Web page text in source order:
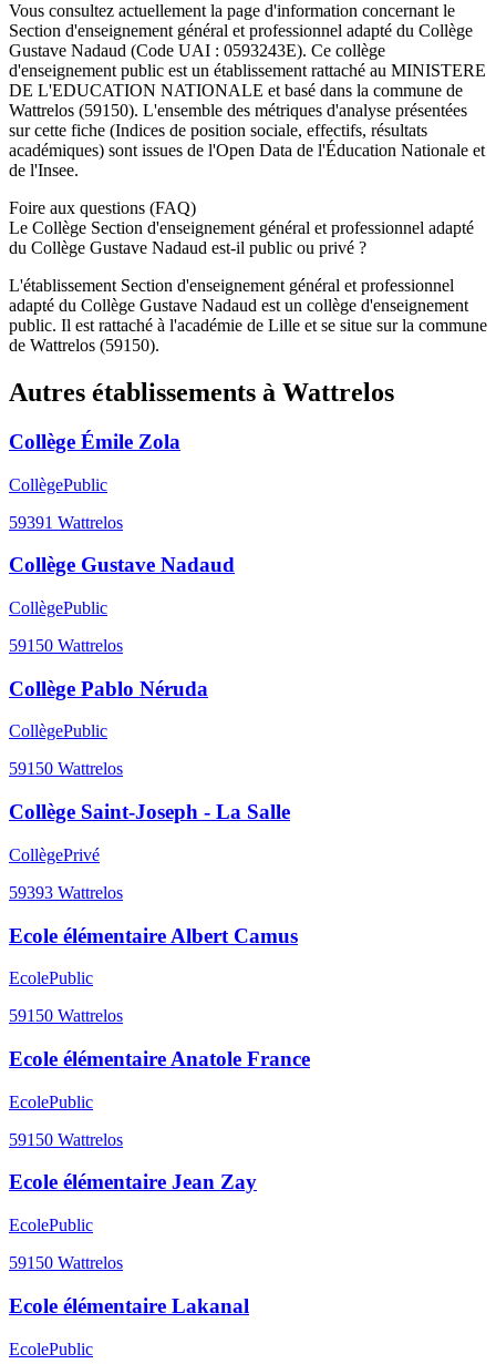
Vous consultez actuellement la page d'information concernant le
Section d'enseignement général et professionnel adapté du Collège
Gustave Nadaud (Code UAI : 0593243E). Ce collège
d'enseignement public est un établissement rattaché au MINISTERE
DE L'EDUCATION NATIONALE et basé dans la commune de
Wattrelos (59150). L'ensemble des métriques d'analyse présentées
sur cette fiche (Indices de position sociale, effectifs, résultats
académiques) sont issues de l'Open Data de l'Éducation Nationale et
de l'Insee.
Foire aux questions (FAQ)
Le Collège Section d'enseignement général et professionnel adapté
du Collège Gustave Nadaud est-il public ou privé ?
L'établissement Section d'enseignement général et professionnel
adapté du Collège Gustave Nadaud est un collège d'enseignement
public. Il est rattaché à l'académie de Lille et se situe sur la commune
de Wattrelos (59150).
Autres établissements à Wattrelos
Collège Émile Zola
CollègePublic
59391 Wattrelos
Collège Gustave Nadaud
CollègePublic
59150 Wattrelos
Collège Pablo Néruda
CollègePublic
59150 Wattrelos
Collège Saint-Joseph - La Salle
CollègePrivé
59393 Wattrelos
Ecole élémentaire Albert Camus
EcolePublic
59150 Wattrelos
Ecole élémentaire Anatole France
EcolePublic
59150 Wattrelos
Ecole élémentaire Jean Zay
EcolePublic
59150 Wattrelos
Ecole élémentaire Lakanal
EcolePublic